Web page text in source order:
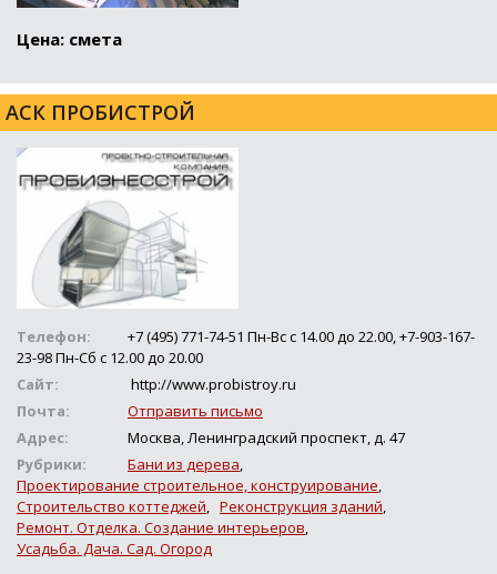
Цена: смета
АСК ПРОБИСТРОЙ
Телефон:
+7 (495) 771-74-51 Пн-Вс с 14.00 до 22.00, +7-903-167-
23-98 Пн-Сб с 12.00 до 20.00
Сайт:
http://www.probistroy.ru
Почта:
Отправить письмо
Адрес:
Москва, Ленинградский проспект, д. 47
Рубрики:
Бани из дерева,
Проектирование строительное, конструирование,
Строительство коттеджей, Реконструкция зданий,
Ремонт. Отделка. Создание интерьеров,
Усадьба. Дача. Сад. Огород